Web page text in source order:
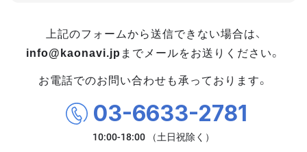
上記のフォームから送信できない場合は、
info@kaonavi.jp までメールをお送りください。
お電話でのお問い合わせも承っております。
03-6633-2781